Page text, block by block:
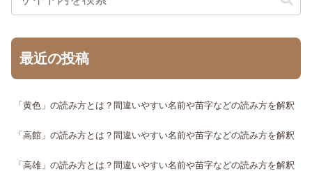
最近の投稿
「黄色」の読み方とは？間違いやすい名前や苗字などの読み方を解釈
「高館」の読み方とは？間違いやすい名前や苗字などの読み方を解釈
「高雄」の読み方とは？間違いやすい名前や苗字などの読み方を解釈